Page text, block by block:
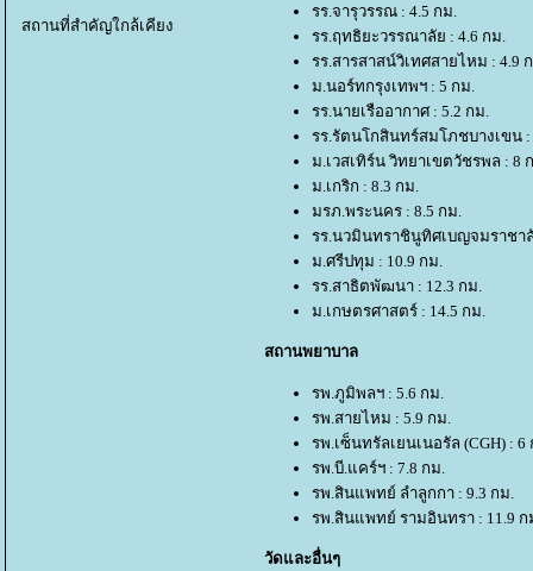
สถานที่สำคัญใกล้เคียง
รร.จารุวรรณ : 4.5 กม.
รร.ฤทธิยะวรรณาลัย : 4.6 กม.
รร.สารสาสน์วิเทศสายไหม : 4.9
ม.นอร์ทกรุงเทพฯ : 5 กม.
รร.นายเรืออากาศ : 5.2 กม.
รร.รัตนโกสินทร์สมโภชบางเขน :
ม.เวสเทิร์น วิทยาเขตวัชรพล : 8
ม.เกริก : 8.3 กม.
มรภ.พระนคร : 8.5 กม.
รร.นวมินทราชินูทิศเบญจมราชา
ม.ศรีปทุม : 10.9 กม.
รร.สาธิตพัฒนา : 12.3 กม.
ม.เกษตรศาสตร์ : 14.5 กม.
สถานพยาบาล
รพ.ภูมิพลฯ : 5.6 กม.
รพ.สายไหม : 5.9 กม.
รพ.เซ็นทรัลเยนเนอรัล (CGH) : 6
รพ.บี.แคร์ฯ : 7.8 กม.
รพ.สินแพทย์ ลำลูกกา : 9.3 กม.
รพ.สินแพทย์ รามอินทรา : 11.9 ก
วัดและอื่นๆ